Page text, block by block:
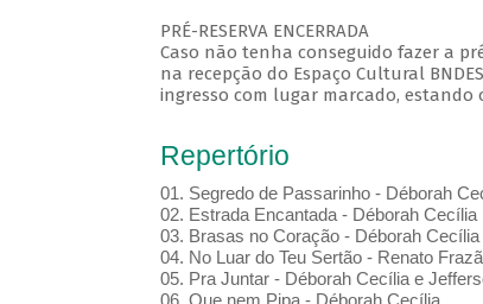
PRÉ-RESERVA ENCERRADA
Caso não tenha conseguido fazer a
na recepção do Espaço Cultural
ingresso com lugar marcado,
Repertório
01. Segredo de Passarinho - Déborah
02. Estrada Encantada - Déborah Cecília
03. Brasas no Coração - Déborah Cecília
04. No Luar do Teu Sertão - Renato
05. Pra Juntar - Déborah Cecília e